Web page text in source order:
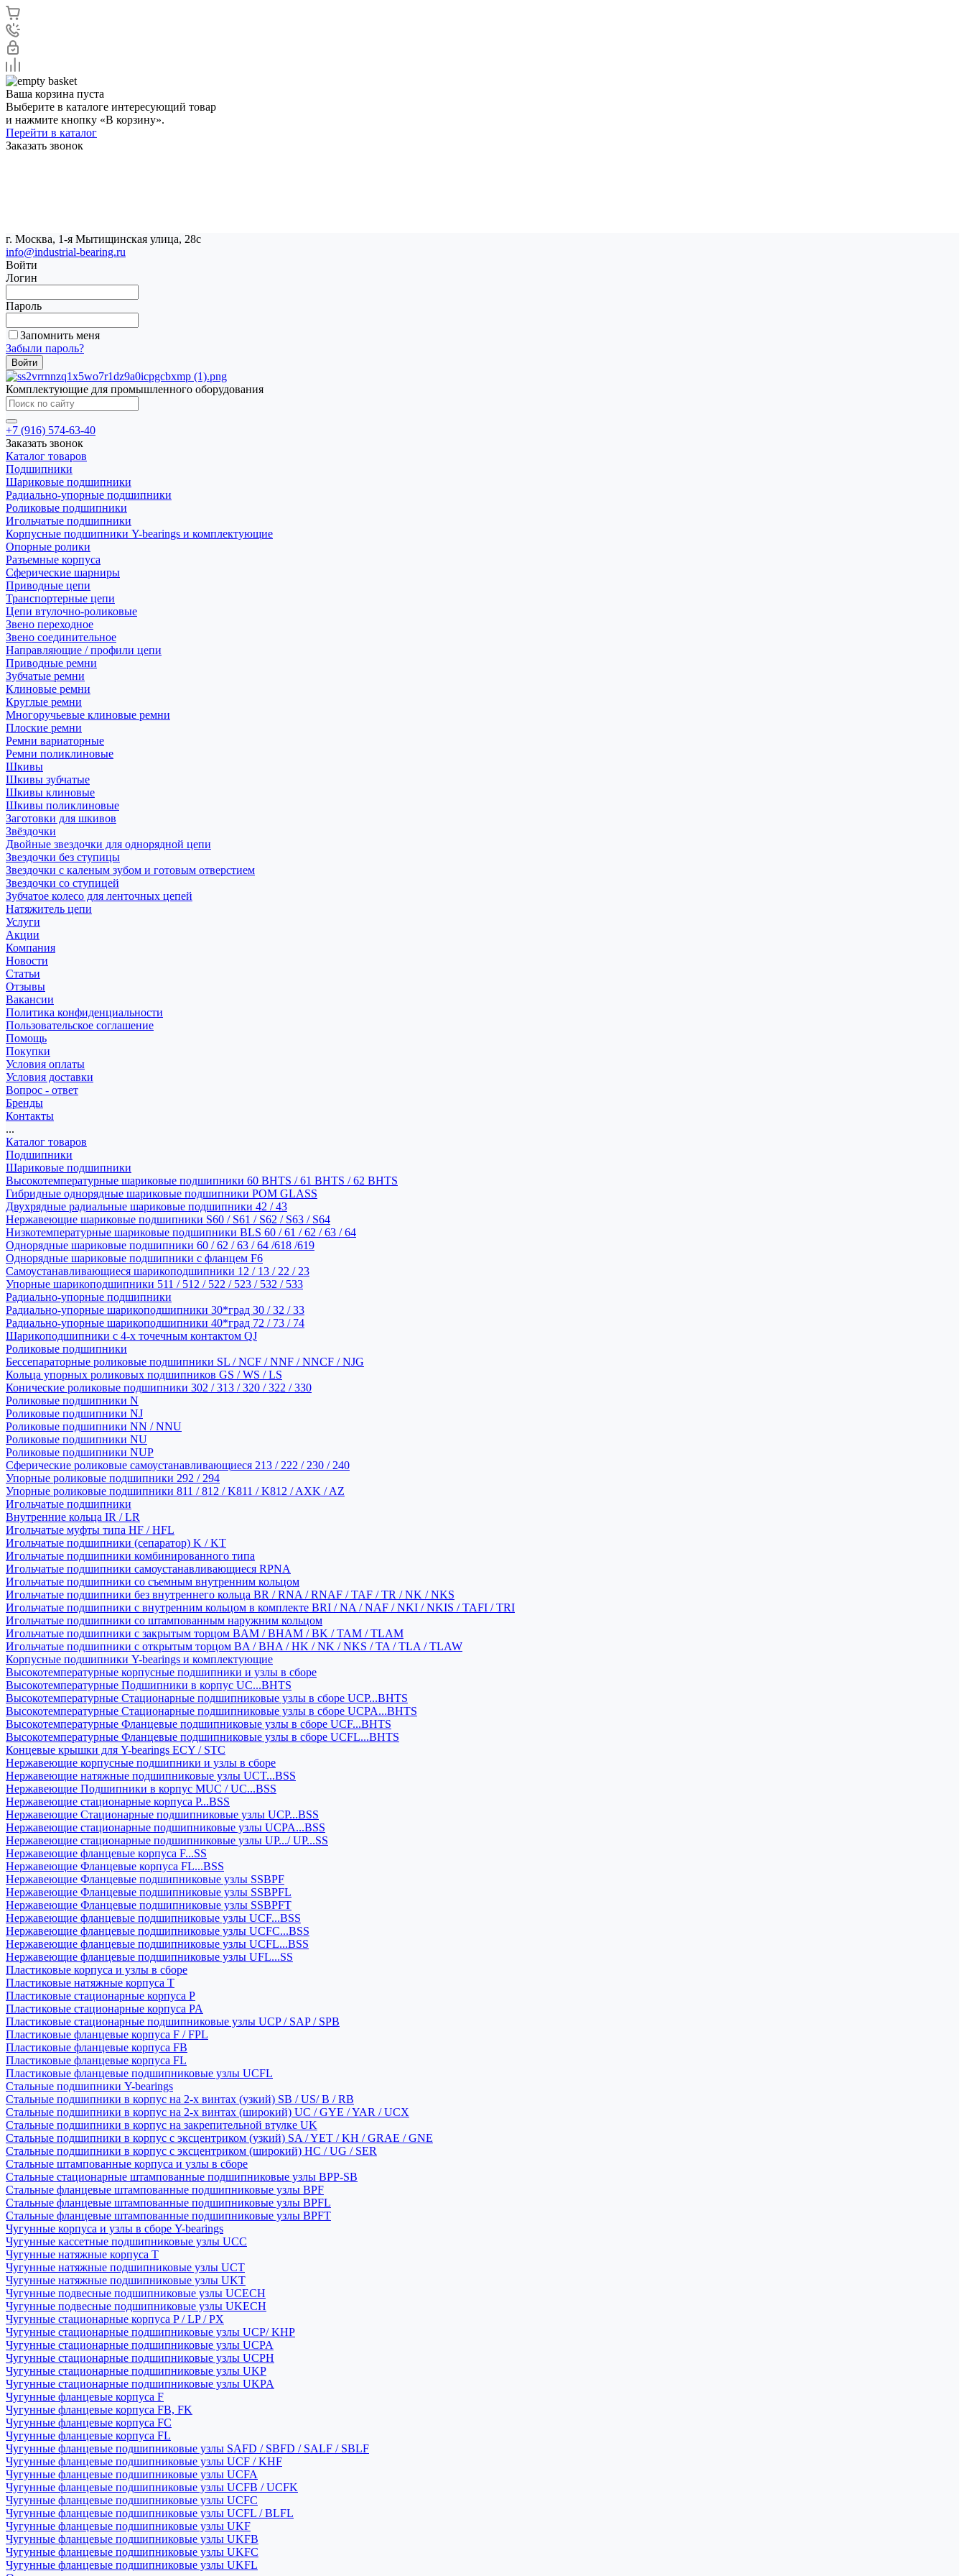
Ваша корзина пуста
Выберите в каталоге интересующий товар
и нажмите кнопку «В корзину».
Перейти в каталог
Заказать звонок
г. Москва, 1-я Мытищинская улица, 28с
info@industrial-bearing.ru
Войти
Логин
Пароль
Запомнить меня
Забыли пароль?
Комплектующие для промышленного оборудования
+7 (916) 574-63-40
Заказать звонок
Каталог товаров
Подшипники
Шариковые подшипники
Радиально-упорные подшипники
Роликовые подшипники
Игольчатые подшипники
Корпусные подшипники Y-bearings и комплектующие
Опорные ролики
Разъемные корпуса
Сферические шарниры
Приводные цепи
Транспортерные цепи
Цепи втулочно-роликовые
Звено переходное
Звено соединительное
Направляющие / профили цепи
Приводные ремни
Зубчатые ремни
Клиновые ремни
Круглые ремни
Многоручьевые клиновые ремни
Плоские ремни
Ремни вариаторные
Ремни поликлиновые
Шкивы
Шкивы зубчатые
Шкивы клиновые
Шкивы поликлиновые
Заготовки для шкивов
Звёздочки
Двойные звездочки для однорядной цепи
Звездочки без ступицы
Звездочки с каленым зубом и готовым отверстием
Звездочки со ступицей
Зубчатое колесо для ленточных цепей
Натяжитель цепи
Услуги
Акции
Компания
Новости
Статьи
Отзывы
Вакансии
Политика конфиденциальности
Пользовательское соглашение
Помощь
Покупки
Условия оплаты
Условия доставки
Вопрос - ответ
Бренды
Контакты
...
Каталог товаров
Подшипники
Шариковые подшипники
Высокотемпературные шариковые подшипники 60 BHTS / 61 BHTS / 62 BHTS
Гибридные однорядные шариковые подшипники POM GLASS
Двухрядные радиальные шариковые подшипники 42 / 43
Нержавеющие шариковые подшипники S60 / S61 / S62 / S63 / S64
Низкотемпературные шариковые подшипники BLS 60 / 61 / 62 / 63 / 64
Однорядные шариковые подшипники 60 / 62 / 63 / 64 /618 /619
Однорядные шариковые подшипники с фланцем F6
Самоустанавливающиеся шарикоподшипники 12 / 13 / 22 / 23
Упорные шарикоподшипники 511 / 512 / 522 / 523 / 532 / 533
Радиально-упорные подшипники
Радиально-упорные шарикоподшипники 30*град 30 / 32 / 33
Радиально-упорные шарикоподшипники 40*град 72 / 73 / 74
Шарикоподшипники с 4-х точечным контактом QJ
Роликовые подшипники
Бессепараторные роликовые подшипники SL / NCF / NNF / NNCF / NJG
Кольца упорных роликовых подшипников GS / WS / LS
Конические роликовые подшипники 302 / 313 / 320 / 322 / 330
Роликовые подшипники N
Роликовые подшипники NJ
Роликовые подшипники NN / NNU
Роликовые подшипники NU
Роликовые подшипники NUP
Сферические роликовые самоустанавливающиеся 213 / 222 / 230 / 240
Упорные роликовые подшипники 292 / 294
Упорные роликовые подшипники 811 / 812 / K811 / K812 / AXK / AZ
Игольчатые подшипники
Внутренние кольца IR / LR
Игольчатые муфты типа HF / HFL
Игольчатые подшипники (сепаратор) K / KT
Игольчатые подшипники комбинированного типа
Игольчатые подшипники самоустанавливающиеся RPNA
Игольчатые подшипники со съемным внутренним кольцом
Игольчатые подшипники без внутреннего кольца BR / RNA / RNAF / TAF / TR / NK / NKS
Игольчатые подшипники с внутренним кольцом в комплекте BRI / NA / NAF / NKI / NKIS / TAFI / TRI
Игольчатые подшипники со штампованным наружним кольцом
Игольчатые подшипники с закрытым торцом BAM / BHAM / BK / TAM / TLAM
Игольчатые подшипники с открытым торцом BA / BHA / HK / NK / NKS / TA / TLA / TLAW
Корпусные подшипники Y-bearings и комплектующие
Высокотемпературные корпусные подшипники и узлы в сборе
Высокотемпературные Подшипники в корпус UC...BHTS
Высокотемпературные Стационарные подшипниковые узлы в сборе UCP...BHTS
Высокотемпературные Стационарные подшипниковые узлы в сборе UCPA...BHTS
Высокотемпературные Фланцевые подшипниковые узлы в сборе UCF...BHTS
Высокотемпературные Фланцевые подшипниковые узлы в сборе UCFL...BHTS
Концевые крышки для Y-bearings ECY / STC
Нержавеющие корпусные подшипники и узлы в сборе
Нержавеющие натяжные подшипниковые узлы UCT...BSS
Нержавеющие Подшипники в корпус MUC / UC...BSS
Нержавеющие стационарные корпуса P...BSS
Нержавеющие Стационарные подшипниковые узлы UCP...BSS
Нержавеющие стационарные подшипниковые узлы UCPA...BSS
Нержавеющие стационарные подшипниковые узлы UP.../ UP...SS
Нержавеющие фланцевые корпуса F...SS
Нержавеющие Фланцевые корпуса FL...BSS
Нержавеющие Фланцевые подшипниковые узлы SSBPF
Нержавеющие Фланцевые подшипниковые узлы SSBPFL
Нержавеющие Фланцевые подшипниковые узлы SSBPFT
Нержавеющие фланцевые подшипниковые узлы UCF...BSS
Нержавеющие фланцевые подшипниковые узлы UCFC...BSS
Нержавеющие фланцевые подшипниковые узлы UCFL...BSS
Нержавеющие фланцевые подшипниковые узлы UFL...SS
Пластиковые корпуса и узлы в сборе
Пластиковые натяжные корпуса T
Пластиковые стационарные корпуса P
Пластиковые стационарные корпуса PA
Пластиковые стационарные подшипниковые узлы UCP / SAP / SPB
Пластиковые фланцевые корпуса F / FPL
Пластиковые фланцевые корпуса FB
Пластиковые фланцевые корпуса FL
Пластиковые фланцевые подшипниковые узлы UCFL
Стальные подшипники Y-bearings
Стальные подшипники в корпус на 2-х винтах (узкий) SB / US/ B / RB
Стальные подшипники в корпус на 2-х винтах (широкий) UC / GYE / YAR / UCX
Стальные подшипники в корпус на закрепительной втулке UK
Стальные подшипники в корпус с эксцентриком (узкий) SA / YET / KH / GRAE / GNE
Стальные подшипники в корпус с эксцентриком (широкий) HC / UG / SER
Стальные штампованные корпуса и узлы в сборе
Стальные стационарные штампованные подшипниковые узлы BPP-SB
Стальные фланцевые штампованные подшипниковые узлы BPF
Стальные фланцевые штампованные подшипниковые узлы BPFL
Стальные фланцевые штампованные подшипниковые узлы BPFT
Чугунные корпуса и узлы в сборе Y-bearings
Чугунные кассетные подшипниковые узлы UCC
Чугунные натяжные корпуса T
Чугунные натяжные подшипниковые узлы UCT
Чугунные натяжные подшипниковые узлы UKT
Чугунные подвесные подшипниковые узлы UCECH
Чугунные подвесные подшипниковые узлы UKECH
Чугунные стационарные корпуса P / LP / PX
Чугунные стационарные подшипниковые узлы UCP/ KHP
Чугунные стационарные подшипниковые узлы UCPA
Чугунные стационарные подшипниковые узлы UCPH
Чугунные стационарные подшипниковые узлы UKP
Чугунные стационарные подшипниковые узлы UKPA
Чугунные фланцевые корпуса F
Чугунные фланцевые корпуса FB, FK
Чугунные фланцевые корпуса FC
Чугунные фланцевые корпуса FL
Чугунные фланцевые подшипниковые узлы SAFD / SBFD / SALF / SBLF
Чугунные фланцевые подшипниковые узлы UCF / KHF
Чугунные фланцевые подшипниковые узлы UCFA
Чугунные фланцевые подшипниковые узлы UCFB / UCFK
Чугунные фланцевые подшипниковые узлы UCFC
Чугунные фланцевые подшипниковые узлы UCFL / BLFL
Чугунные фланцевые подшипниковые узлы UKF
Чугунные фланцевые подшипниковые узлы UKFB
Чугунные фланцевые подшипниковые узлы UKFC
Чугунные фланцевые подшипниковые узлы UKFL